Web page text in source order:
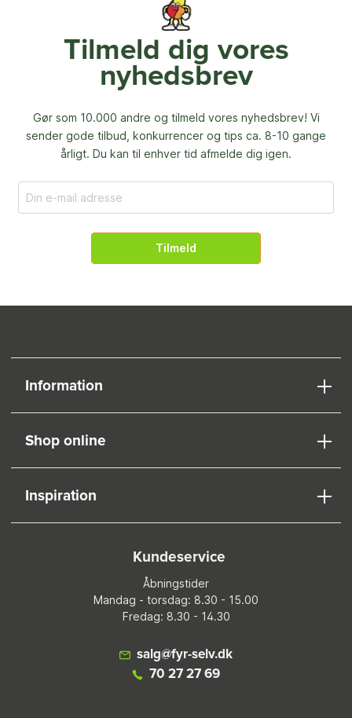
Tilmeld dig vores
nyhedsbrev
Gør som 10.000 andre og tilmeld vores nyhedsbrev! Vi
sender gode tilbud, konkurrencer og tips ca. 8-10 gange
årligt. Du kan til enhver tid afmelde dig igen.
Tilmeld
Information
Shop online
Inspiration
Kundeservice
Åbningstider
Mandag - torsdag: 8.30 - 15.00
Fredag: 8.30 - 14.30
salg@fyr-selv.dk
70 27 27 69